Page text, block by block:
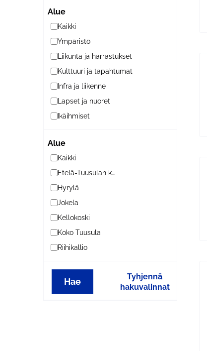
Alue
Kaikki
Ympäristö
Liikunta ja harrastukset
Kulttuuri ja tapahtumat
Infra ja liikenne
Lapset ja nuoret
Ikäihmiset
Alue
Kaikki
Etelä-Tuusulan kylät
Hyrylä
Jokela
Kellokoski
Koko Tuusula
Riihikallio
Hae
Tyhjennä
hakuvalinnat